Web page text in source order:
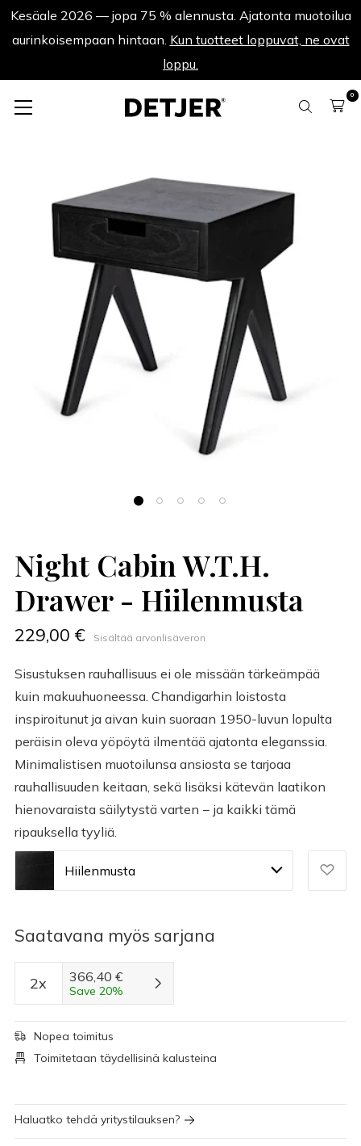
Kesäale 2026 — jopa 75 % alennusta. Ajatonta muotoilua
aurinkoisempaan hintaan. Kun tuotteet loppuvat, ne ovat
loppu.
0
Night Cabin W.T.H. Drawer - Hiilenmusta
Night Cabin W.T.H.
Drawer - Hiilenmusta
229,00 € Sisältää arvonlisäveron
Sisustuksen rauhallisuus ei ole missään tärkeämpää
kuin makuuhuoneessa. Chandigarhin loistosta
inspiroitunut ja aivan kuin suoraan 1950-luvun lopulta
peräisin oleva yöpöytä ilmentää ajatonta eleganssia.
Minimalistisen muotoilunsa ansiosta se tarjoaa
rauhallisuuden keitaan, sekä lisäksi kätevän laatikon
hienovaraista säilytystä varten − ja kaikki tämä
ripauksella tyyliä.
Hiilenmusta
Saatavana myös sarjana
2x 366,40 €
Save 20%
Nopea toimitus
Toimitetaan täydellisinä kalusteina
Haluatko tehdä yritystilauksen?